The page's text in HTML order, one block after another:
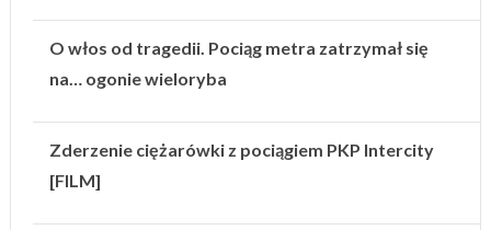
O włos od tragedii. Pociąg metra zatrzymał się
na… ogonie wieloryba
Zderzenie ciężarówki z pociągiem PKP Intercity
[FILM]